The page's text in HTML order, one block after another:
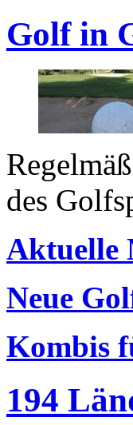
Golf in
des
Aktuelle
Neue
Kombis
194